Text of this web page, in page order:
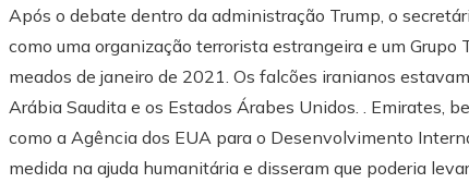
Após o debate dentro da administração Trump, o
como uma organização terrorista estrangeira e um
meados de janeiro de 2021. Os falcões iranianos
Arábia Saudita e os Estados Árabes Unidos. . Emirates,
como a Agência dos EUA para o Desenvolvimento
medida na ajuda humanitária e disseram que poderia